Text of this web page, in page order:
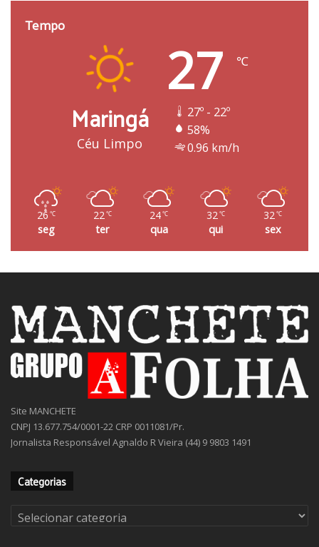
Tempo
Maringá
Céu Limpo
27 ℃
27º - 22º
58%
0.96 km/h
26 ℃
seg
22 ℃
ter
24℃
qua
32 ℃
qui
32 ℃
sex
Site MANCHETE
CNPJ 13.677.754/0001-22 CRP 0011081/Pr.
Jornalista Responsável Agnaldo R Vieira (44) 9 9803 1491
Categorias
Categorias